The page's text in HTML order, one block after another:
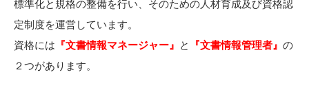
標準化と規格の整備を行い、そのための人材育成及び資格認
定制度を運営しています。
資格には 『文書情報マネージャー』 と 『文書情報管理者』 の
２つがあります。